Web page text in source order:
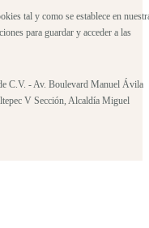
tal y como se establece en
para guardar y acceder a las
C.V. - Av. Boulevard Manuel Ávila
V Sección, Alcaldía Miguel